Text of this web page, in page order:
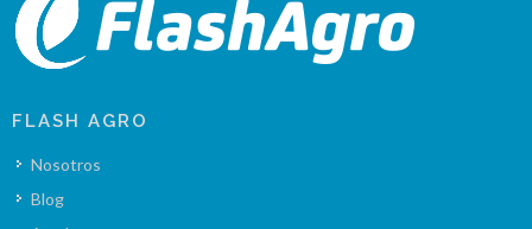
FLASH AGRO
Nosotros
Blog